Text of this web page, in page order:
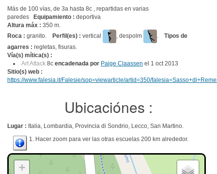
Más de 100 vías, de 3a hasta 8c , repartidas en varias
paredes
Equipamiento : deportiva
Altura máx : 350 m.
Roca : granito. Perfil(es) : vertical , despolm . Tipos de
agarres : regletas, fisuras.
Vía(s) mítica(s) :
Art Attack 8c encadenada por Paige Claassen el 1 oct 2013
Sitio(s) web :
https://www.falesia.it/Falesie/sop=viewarticle/artid=350/
Ubicaciónes :
Lugar : Italia, Lombardia, Provincia di Sondrio, Lecco, San Martino.
1. Hacer zoom para ver las otras escuelas 200 km alrededor.
+